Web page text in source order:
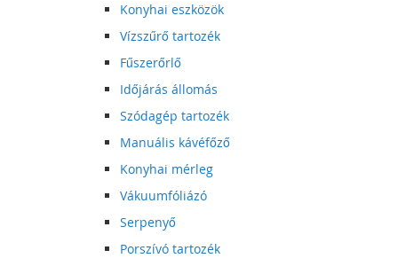
Konyhai eszközök
Vízszűrő tartozék
Fűszerőrlő
Időjárás állomás
Szódagép tartozék
Manuális kávéfőző
Konyhai mérleg
Vákuumfóliázó
Serpenyő
Porszívó tartozék